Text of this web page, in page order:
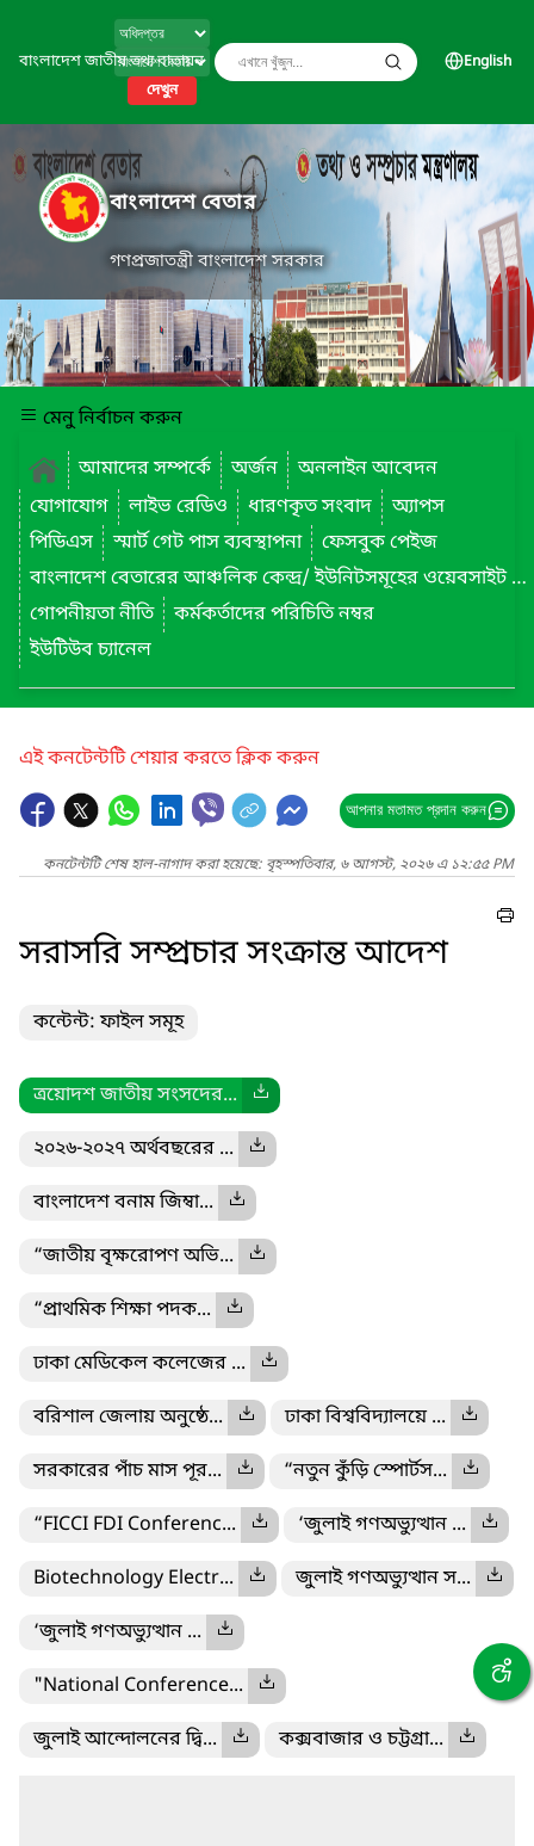
বাংলাদেশ জাতীয় তথ্য বাতায়ন
দেখুন
English
বাংলাদেশ বেতার
গণপ্রজাতন্ত্রী বাংলাদেশ সরকার
মেনু নির্বাচন করুন
আমাদের সম্পর্কে
অর্জন
অনলাইন আবেদন
যোগাযোগ
লাইভ রেডিও ধারণকৃত সংবাদ
অ্যাপস
পিডিএস
স্মার্ট গেট পাস ব্যবস্থাপনা
ফেসবুক পেইজ
বাংলাদেশ বেতারের আঞ্চলিক কেন্দ্র/ ইউনিটসমূহের ওয়েবসাইট লিংক
গোপনীয়তা নীতি
কর্মকর্তাদের পরিচিতি নম্বর
ইউটিউব চ্যানেল
এই কনটেন্টটি শেয়ার করতে ক্লিক করুন
আপনার মতামত প্রদান করুন
কনটেন্টটি শেষ হাল-নাগাদ করা হয়েছে: বৃহস্পতিবার, ৬ আগস্ট, ২০২৬ এ ১২:৫৫ PM
সরাসরি সম্প্রচার সংক্রান্ত আদেশ
কন্টেন্ট: ফাইল সমূহ
ত্রয়োদশ জাতীয় সংসদের...
২০২৬-২০২৭ অর্থবছরের ...
বাংলাদেশ বনাম জিম্বা...
“জাতীয় বৃক্ষরোপণ অভি...
“প্রাথমিক শিক্ষা পদক...
ঢাকা মেডিকেল কলেজের ...
বরিশাল জেলায় অনুষ্ঠে... ঢাকা বিশ্ববিদ্যালয়ে ...
সরকারের পাঁচ মাস পূর... “নতুন কুঁড়ি স্পোর্টস...
“FICCI FDI Conferenc... ‘জুলাই গণঅভ্যুত্থান ...
Biotechnology Electr... জুলাই গণঅভ্যুত্থান স...
‘জুলাই গণঅভ্যুত্থান ...
"National Conference...
জুলাই আন্দোলনের দ্বি... কক্সবাজার ও চট্টগ্রা...